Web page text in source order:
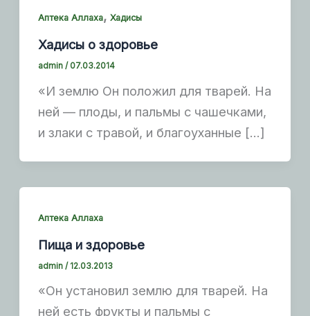
Аптека Аллаха,Хадисы
Хадисы о здоровье
admin/ 07.03.2014
«И землю Он положил для тварей. На
ней — плоды, и пальмы с чашечками,
и злаки с травой, и благоуханные […]
Аптека Аллаха
Пища и здоровье
admin/ 12.03.2013
«Он установил землю для тварей. На
ней есть фрукты и пальмы с